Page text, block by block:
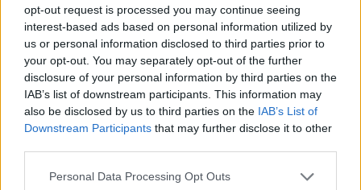
opt-out request is processed you may continue seeing
interest-based ads based on personal information utilized by
us or personal information disclosed to third parties prior to
your opt-out. You may separately opt-out of the further
disclosure of your personal information by third parties on the
IAB’s list of downstream participants. This information may
also be disclosed by us to third parties on the IAB’s List of
Downstream Participants that may further disclose it to other
Personal Data Processing Opt Outs
Minka 13. rész
Halál a Tresco-szigeten – A Josh
Clayton-ügy